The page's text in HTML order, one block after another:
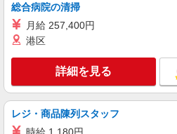
時給1,400円〜
静岡県袋井市
駅」 ★勤務地は3000ヶ所以上★ 自宅から通いや
すいエリアなど、
い！！
キープ
総合病院の清掃
月給 257,400円
港区
詳細を見る
レジ・商品陳列スタッフ